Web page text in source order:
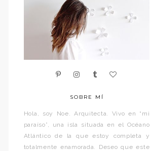
SOBRE MÍ
Hola, soy Noe. Arquitecta. Vivo en “mi
paraíso”, una isla situada en el Océano
Atlántico de la que estoy completa y
totalmente enamorada. Deseo que este